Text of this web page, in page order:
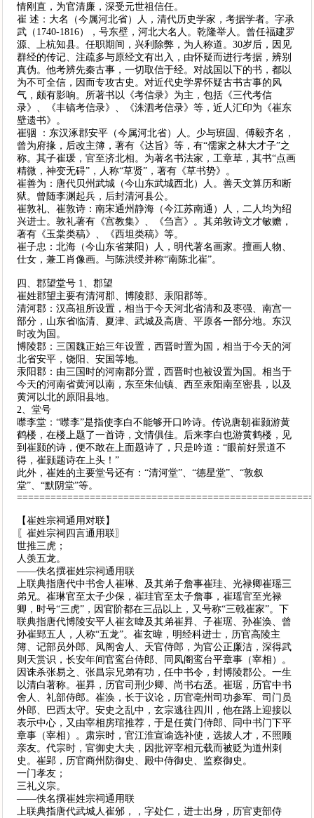
情刚直，为官清廉，深受元世祖信任。
崔 述：大名（今属河北省）人，清代历史学家，考据学者。字承
武（1740-1816），号东壁，河北大名人。乾隆举人。曾任福建罗
源、上杭知县。任职期间，兴利除弊，为人称道。30岁后，因见
群经的传记、注疏多与原经文有出入，由怀疑而进行考据，辨别
真伪。他考辨先秦古事，一切取信于经。对战国以下的书，都以
为不可全信，因而专攻古史。对近代史学界怀疑古书古事的风
气，颇有影响。所著书以《考信录》为主，包括《三代考信
录》、《丰镐考信录》、《洙泗考信录》等，近人汇印为《崔东
壁遗书》。
崔骃 ：东汉涿郡安平（今属河北省）人。少与班固、傅毅齐名，
曾为府掾，后改主簿，著有《达旨》等，有“儒家之林大才子”之
称。其子崔瑗，官至济北相。为著名书法家，工章草，其书“点画
精微，神变无碍”，人称“草贤”，著有《草书势》。
崔善为：唐代贝州武城（今山东武城西北）人。善天文算历和断
狱。曾随李渊起兵，后封清河县公。
崔敦礼、崔敦诗：南宋通州静海（今江苏南通）人，二人均为绍
兴进士。敦礼著有《宫教集》、《刍言》。其弟敦诗文才敏赡，
著有《玉棠类稿》、《西坦类稿》等。
崔子忠：北海（今山东省莱阳）人，明代著名画家。擅画人物、
仕女，兼工肖像画。与陈洪绶并称“南陈北崔”。
四、郡望堂号 1、郡望
崔姓郡望主要有清河郡、博陵郡、汞阳郡等。
清河郡：汉高祖所设置，相当于今天河北省清和及枣强、南宫一
部分，山东省临清、夏津、武城及高唐、平原各一部分地。东汉
时改为国。
博陵郡：三国魏正始三年设置，西晋时置为国，相当于今天的河
北省安平，饶阳、安国等地。
汞阳郡：由三国时的河南郡分置，西晋时也被设置为国。相当于
今天的河南省黄河以南，东至朱仙镇、西至汞阳南至密县，以及
黄河以北的原阳县地。
2、堂号
噤李堂：“噤李”是指使李白不能够开口吟诗。传说唐朝崔颢游黄
鹤楼，在楼上题了一首诗，文情俱佳。后来李白也游黄鹤楼，见
到崔颢的诗，便不敢在上面题诗了，只是吟道：“眼前好景道不
得，崔颢题诗在上头！”
此外，崔姓的主要堂号还有：“清河堂”、“德星堂”、“敦叙
堂”、“默阴堂”等。
【崔姓宗祠通用对联】
〖崔姓宗祠四言通用联〗
世推三虎；
人羡五龙。
——佚名撰崔姓宗祠通用联
上联典指唐代中书舍人崔琳、及其弟子詹事崔珪、光禄卿崔瑶三
弟兄。崔琳官至太子少保，崔珪官至太子詹事，崔瑶官至光禄
卿，时号“三虎”，因官阶都在三品以上，又号称“三戟崔家”。下
联典指唐代博陵安平人崔玄暐及其弟崔昪、子崔琚、孙崔涣、曾
孙崔郢五人，人称“五龙”。崔玄暐，明经科进士，历官高陵主
簿、记部员外郎、凤阁舍人、天官侍郎，为官公正廉洁，深得武
则天赏识，长安年间官鸾台侍郎、同凤阁鸾台平章事（宰相）。
因诛杀张易之、张昌宗兄弟有功，任中书令，封博陵郡公。一生
以清白著称。崔昪，历官司刑少卿、尚书右丞。崔琚，历官中书
舍人、礼部侍郎。崔涣，长于议论，历官亳州司功参军、司门员
外郎、巴西太守。安史之乱中，玄宗逃往四川，他在路上迎接以
表示中心，又由宰相房琯推荐，于是任黄门侍郎、同中书门下平
章事（宰相）。肃宗时，官江淮宣谕选补使，选拔人才，不照顾
亲友。代宗时，官御史大夫，因批评宰相元载而被贬为道州刺
史。崔郢，历官商州防御史、殿中侍御史、监察御史。
一门孝友；
三礼义宗。
——佚名撰崔姓宗祠通用联
上联典指唐代武城人崔邠，，字处仁，进士出身，历官吏部侍